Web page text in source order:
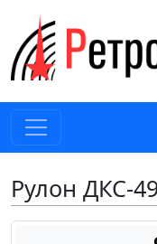
Рулон ДКС-